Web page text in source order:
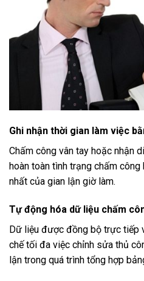
Ghi nhận thời gian làm việc
Chấm công vân tay hoặc nhận
hoàn toàn tình trạng chấm
nhất của gian lận giờ làm.
Tự động hóa dữ liệu chấm
Dữ liệu được đồng bộ trực tiếp
chế tối đa việc chỉnh sửa thủ
lận trong quá trình tổng hợp